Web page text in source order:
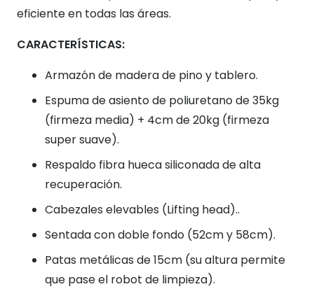
eficiente en todas las áreas.
CARACTERÍSTICAS:
Armazón de madera de pino y tablero.
Espuma de asiento de poliuretano de 35kg
(firmeza media) + 4cm de 20kg (firmeza
super suave).
Respaldo fibra hueca siliconada de alta
recuperación.
Cabezales elevables (Lifting head)..
Sentada con doble fondo (52cm y 58cm).
Patas metálicas de 15cm (su altura permite
que pase el robot de limpieza).